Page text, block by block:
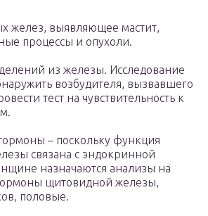
желез, выявляющее мастит,
процессы и опухоли.
из железы. Исследование
возбудителя, вызвавшего
тест на чувствительность к
– поскольку функция
связана с эндокринной
назначаются анализы на
щитовидной железы,
половые.